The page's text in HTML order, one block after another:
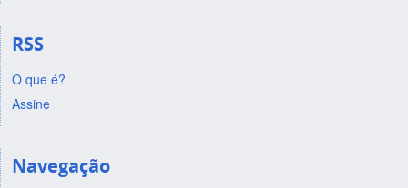
RSS
O que é?
Assine
Navegação